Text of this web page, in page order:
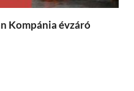
Kompánia évzáró